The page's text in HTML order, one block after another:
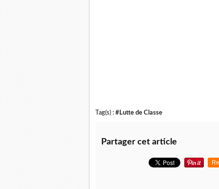
Tag(s) : #Lutte de Classe
Partager cet article